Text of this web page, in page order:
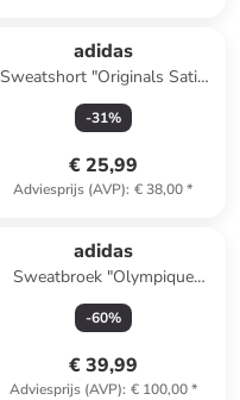
adidas
Sweatshort "Originals Satin
Sprint" groen
-31%
€ 25,99
Adviesprijs (AVP): € 38,00*
adidas
Sweatbroek "Olympique
Lyonnais Terrace Icons" rood
-60%
€ 39,99
Adviesprijs (AVP): € 100,00*